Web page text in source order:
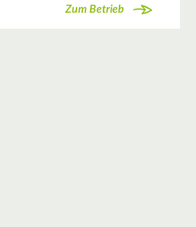
Zum Betrieb